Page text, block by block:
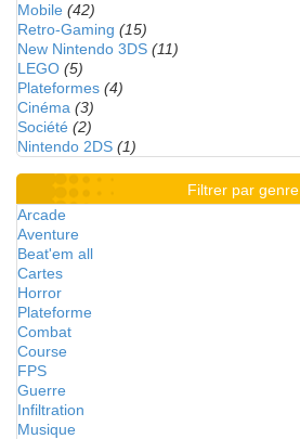
Mobile (42)
Retro-Gaming (15)
New Nintendo 3DS (11)
LEGO (5)
Plateformes (4)
Cinéma (3)
Société (2)
Nintendo 2DS (1)
Filtrer par genre
Arcade
Aventure
Beat'em all
Cartes
Horror
Plateforme
Combat
Course
FPS
Guerre
Infiltration
Musique